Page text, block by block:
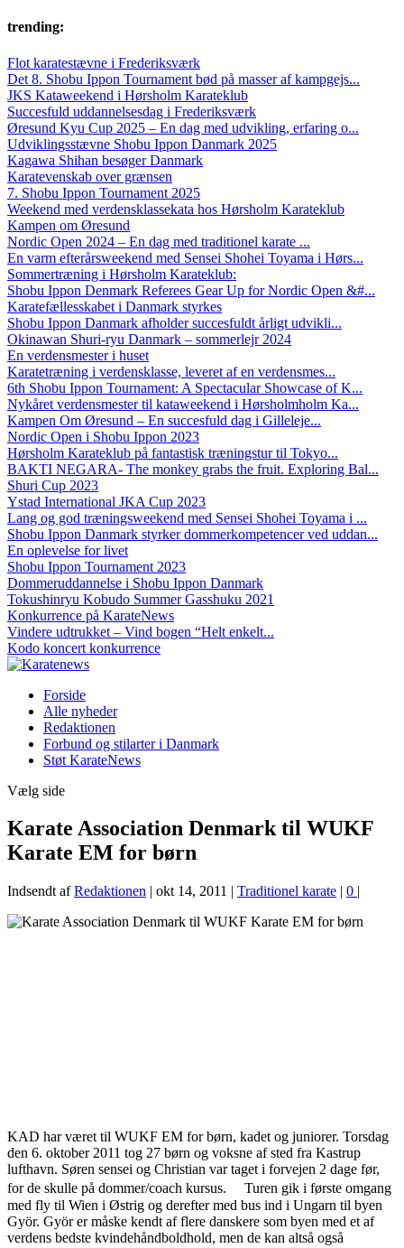
trending:
Flot karatestævne i Frederiksværk
Det 8. Shobu Ippon Tournament bød på masser af kampgejs...
JKS Kataweekend i Hørsholm Karateklub
Succesfuld uddannelsesdag i Frederiksværk
Øresund Kyu Cup 2025 – En dag med udvikling, erfaring o...
Udviklingsstævne Shobu Ippon Danmark 2025
Kagawa Shihan besøger Danmark
Karatevenskab over grænsen
7. Shobu Ippon Tournament 2025
Weekend med verdensklassekata hos Hørsholm Karateklub
Kampen om Øresund
Nordic Open 2024 – En dag med traditionel karate ...
En varm efterårsweekend med Sensei Shohei Toyama i Hørs...
Sommertræning i Hørsholm Karateklub:
Shobu Ippon Denmark Referees Gear Up for Nordic Open &#...
Karatefællesskabet i Danmark styrkes
Shobu Ippon Danmark afholder succesfuldt årligt udvikli...
Okinawan Shuri-ryu Danmark – sommerlejr 2024
En verdensmester i huset
Karatetræning i verdensklasse, leveret af en verdensmes...
6th Shobu Ippon Tournament: A Spectacular Showcase of K...
Nykåret verdensmester til kataweekend i Hørsholmholm Ka...
Kampen Om Øresund – En succesfuld dag i Gilleleje...
Nordic Open i Shobu Ippon 2023
Hørsholm Karateklub på fantastisk træningstur til Tokyo...
BAKTI NEGARA- The monkey grabs the fruit. Exploring Bal...
Shuri Cup 2023
Ystad International JKA Cup 2023
Lang og god træningsweekend med Sensei Shohei Toyama i ...
Shobu Ippon Danmark styrker dommerkompetencer ved uddan...
En oplevelse for livet
Shobu Ippon Tournament 2023
Dommeruddannelse i Shobu Ippon Danmark
Tokushinryu Kobudo Summer Gasshuku 2021
Konkurrence på KarateNews
Vindere udtrukket – Vind bogen “Helt enkelt...
Kodo koncert konkurrence
Forside
Alle nyheder
Redaktionen
Forbund og stilarter i Danmark
Støt KarateNews
Vælg side
Karate Association Denmark til WUKF
Karate EM for børn
Indsendt afRedaktionen | okt 14, 2011 | Traditionel karate | 0 |
KAD har været til WUKF EM for børn, kadet og juniorer. Torsdag
den 6. oktober 2011 tog 27 børn og voksne af sted fra Kastrup
lufthavn. Søren sensei og Christian var taget i forvejen 2 dage før,
for de skulle på dommer/coach kursus. Turen gik i første omgang
med fly til Wien i Østrig og derefter med bus ind i Ungarn til byen
Györ. Györ er måske kendt af flere danskere som byen med et af
verdens bedste kvindehåndboldhold, men de kan altså også